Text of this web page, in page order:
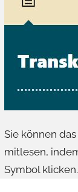
Sie können
mitlesen,
Symbol klicken.